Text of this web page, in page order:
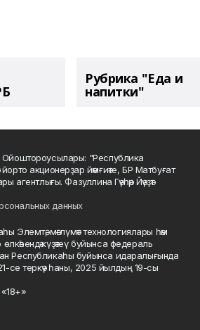
Рубрика "Еда и
напитки"
Ойоштороусылары: "Республика
акционерҙар йәмғиәте, БР Матбуғат
агентлығы. Фазуллина Гәүһәр Йәүҙәт
данных
Элемтә, мәғлүмәт технологиялары һәм
күҙәтеү буйынса федераль
Республикаһы буйынса идаралығында
се теркәү һаны, 2025 йылдың 19-сы